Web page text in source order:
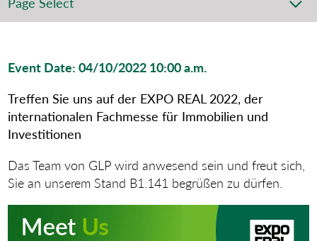
Event Date: 04/10/2022 10:00 a.m.
Treffen Sie uns auf der EXPO REAL 2022, der
internationalen Fachmesse für Immobilien und
Investitionen
Das Team von GLP wird anwesend sein und freut sich,
Sie an unserem Stand B1.141 begrüßen zu dürfen.